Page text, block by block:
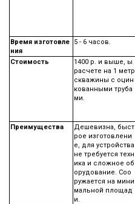
Время изготовле
ния
5 - 6 часов.
Стоимость
1400 р. и выше, ы
расчете на 1 метр
скважины с оцин
кованными труба
ми.
Преимущества
Дешевизна, быст
рое изготовлени
е, для устройства
не требуется техн
ика и сложное об
орудование. Соо
ружается на мини
мальной площад
и.